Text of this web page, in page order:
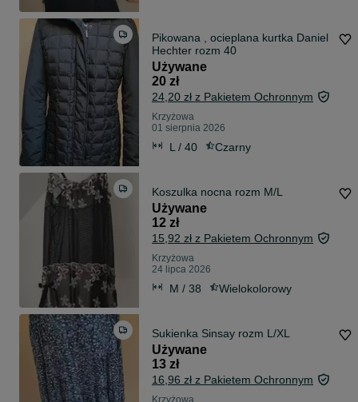
Pikowana , ocieplana kurtka Daniel
Hechter rozm 40
Używane
20 zł
24,20 zł z Pakietem Ochronnym
Krzyżowa
01 sierpnia 2026
L / 40 Czarny
Koszulka nocna rozm M/L
Używane
12 zł
15,92 zł z Pakietem Ochronnym
Krzyżowa
24 lipca 2026
M / 38 Wielokolorowy
Sukienka Sinsay rozm L/XL
Używane
13 zł
16,96 zł z Pakietem Ochronnym